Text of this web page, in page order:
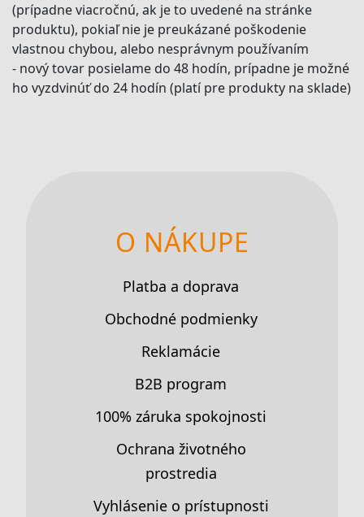
(prípadne viacročnú, ak je to uvedené na stránke
produktu), pokiaľ nie je preukázané poškodenie
vlastnou chybou, alebo nesprávnym používaním
- nový tovar posielame do 48 hodín, prípadne je možné
ho vyzdvinúť do 24 hodín (platí pre produkty na sklade)
O NÁKUPE
Platba a doprava
Obchodné podmienky
Reklamácie
B2B program
100% záruka spokojnosti
Ochrana životného
prostredia
Vyhlásenie o prístupnosti